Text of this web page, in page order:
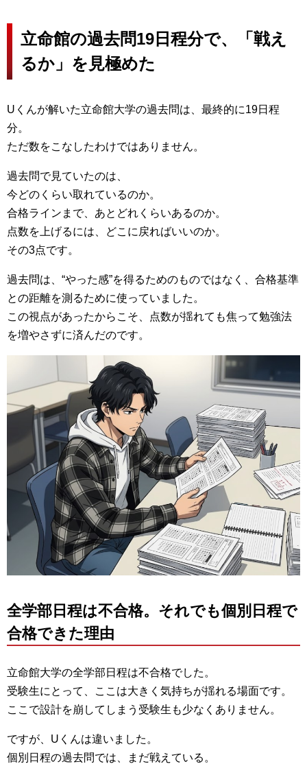
立命館の過去問19日程分で、「戦え
るか」を見極めた
Uくんが解いた立命館大学の過去問は、最終的に19日程
分。
ただ数をこなしたわけではありません。
過去問で見ていたのは、
今どのくらい取れているのか。
合格ラインまで、あとどれくらいあるのか。
点数を上げるには、どこに戻ればいいのか。
その3点です。
過去問は、“やった感”を得るためのものではなく、合格基準
との距離を測るために使っていました。
この視点があったからこそ、点数が揺れても焦って勉強法
を増やさずに済んだのです。
全学部日程は不合格。それでも個別日程で
合格できた理由
立命館大学の全学部日程は不合格でした。
受験生にとって、ここは大きく気持ちが揺れる場面です。
ここで設計を崩してしまう受験生も少なくありません。
ですが、Uくんは違いました。
個別日程の過去問では、まだ戦えている。